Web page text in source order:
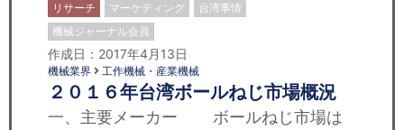
お問い合わせ
日本人にPR
コンサルティング
リサーチ マーケティング
台湾事情
機械ジャーナル会員
作成日：2017年4月13日
機械業界 工作機械・産業機械
２０１６年台湾ボールねじ市場概況
一、主要メーカー ボールねじ市場は